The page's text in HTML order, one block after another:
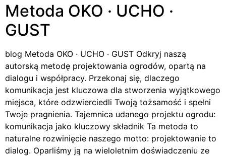
Metoda OKO · UCHO ·
GUST
blog Metoda OKO · UCHO · GUST Odkryj naszą
autorską metodę projektowania ogrodów, opartą na
dialogu i współpracy. Przekonaj się, dlaczego
komunikacja jest kluczowa dla stworzenia wyjątkowego
miejsca, które odzwierciedli Twoją tożsamość i spełni
Twoje pragnienia. Tajemnica udanego projektu ogrodu:
komunikacja jako kluczowy składnik Ta metoda to
naturalne rozwinięcie naszego motto: projektowanie to
dialog. Oparliśmy ją na wieloletnim doświadczeniu ze